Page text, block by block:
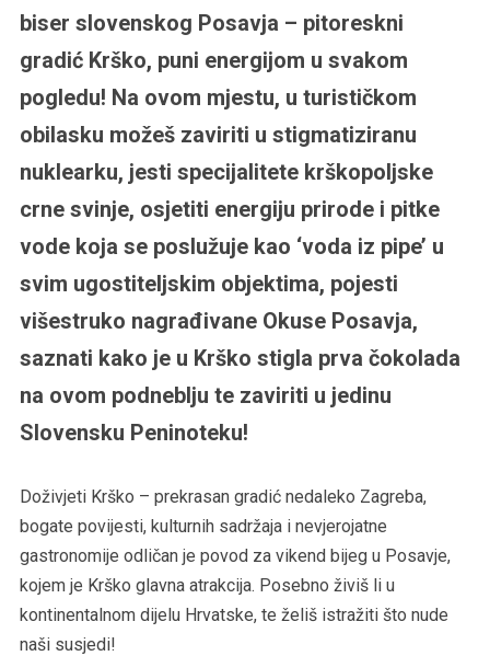
biser slovenskog Posavja – pitoreskni
gradić Krško, puni energijom u svakom
pogledu! Na ovom mjestu, u turističkom
obilasku možeš zaviriti u stigmatiziranu
nuklearku, jesti specijalitete krškopoljske
crne svinje, osjetiti energiju prirode i pitke
vode koja se poslužuje kao ‘voda iz pipe’ u
svim ugostiteljskim objektima, pojesti
višestruko nagrađivane Okuse Posavja,
saznati kako je u Krško stigla prva čokolada
na ovom podneblju te zaviriti u jedinu
Slovensku Peninoteku!
Doživjeti Krško – prekrasan gradić nedaleko Zagreba,
bogate povijesti, kulturnih sadržaja i nevjerojatne
gastronomije odličan je povod za vikend bijeg u Posavje,
kojem je Krško glavna atrakcija. Posebno živiš li u
kontinentalnom dijelu Hrvatske, te želiš istražiti što nude
naši susjedi!